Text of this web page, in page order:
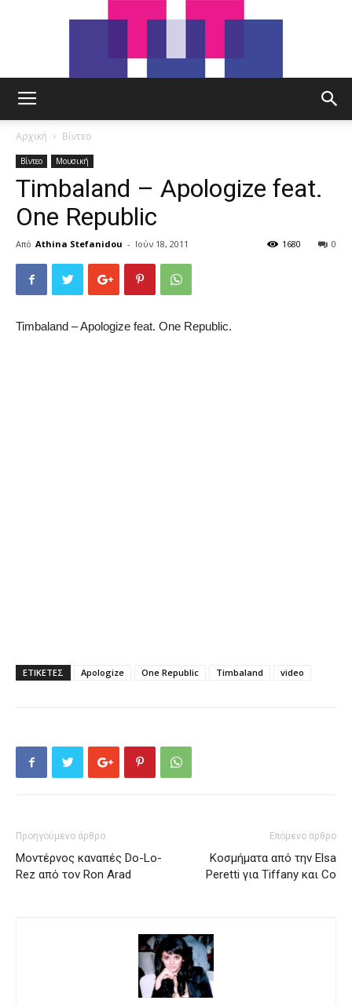
Αρχική Βίντεο
Βίντεο Μουσική
Timbaland – Apologize feat.
One Republic
Από Athina Stefanidou - Ιούν 18, 2011 0
1680
Timbaland – Apologize feat. One Republic.
ΕΤΙΚΕΤΕΣ Apologize One Republic Timbaland video
Προηγούμενο άρθρο
Μοντέρνος καναπές Do-Lo-
Rez από τον Ron Arad
Επόμενο άρθρο
Κοσμήματα από την Elsa
Peretti για Tiffany και Co